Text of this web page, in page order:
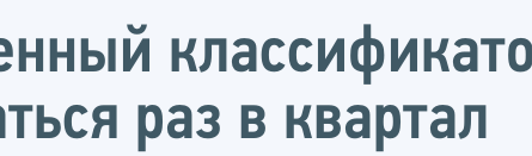
раз в квартал